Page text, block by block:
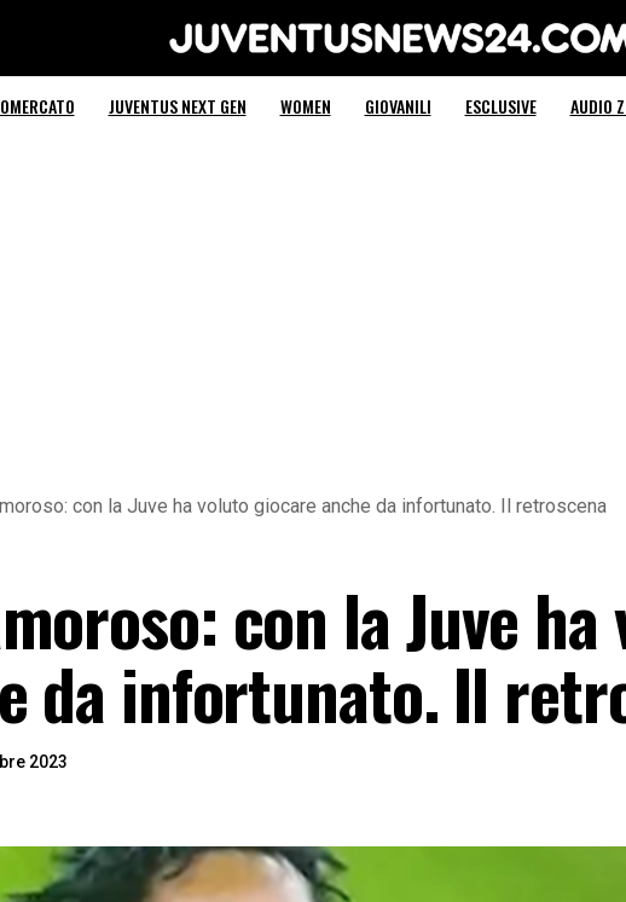
Juventus News 24
JUVENTUS NEXT GEN WOMEN GIOVANILI ESCLUSIVE AUDIO
con la Juve ha voluto giocare anche da infortunato. Il retroscena
con la Juve
da infortunato. Il
2023